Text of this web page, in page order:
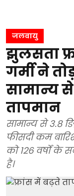
जलवायु
झुलसता
गर्मी ने
सामान्य से
तापमान
सामान्य से 3.8
फीसदी कम
को 126 वर्षों के
है।